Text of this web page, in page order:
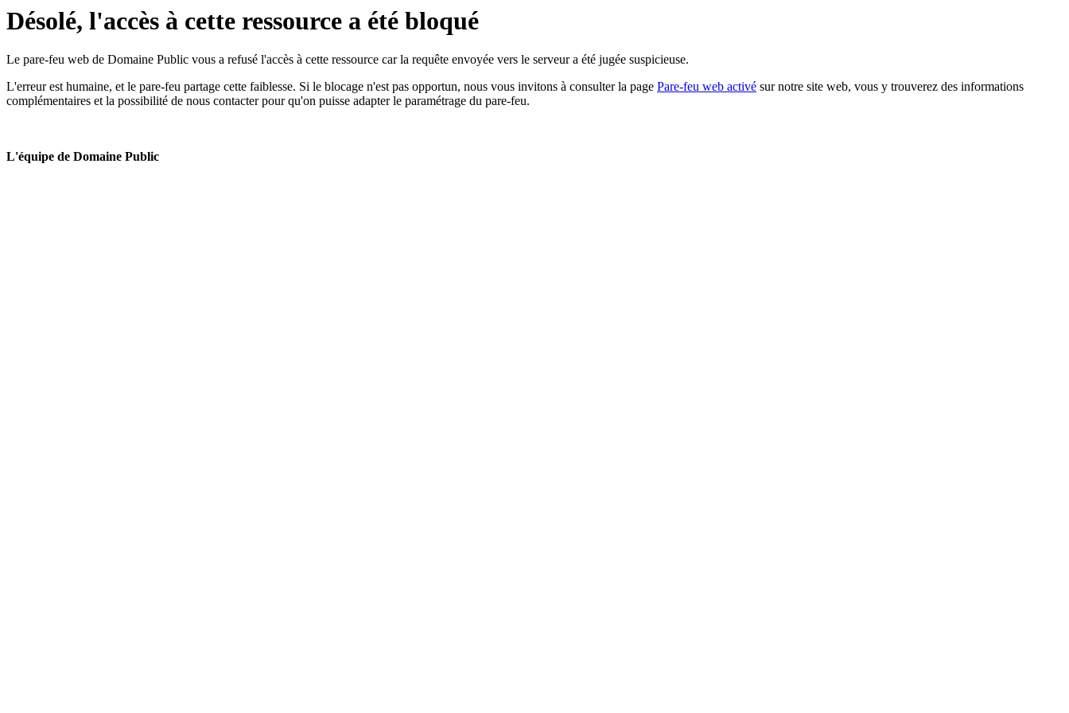
Désolé, l'accès à cette ressource a été bloqué
Le pare-feu web de Domaine Public vous a refusé l'accès à cette ressource car la requête envoyée vers le serveur a été jugée suspicieuse.
L'erreur est humaine, et le pare-feu partage cette faiblesse. Si le blocage n'est pas opportun, nous vous invitons à consulter la page Pare-feu web activé sur notre site web, vous y trouverez des informations
complémentaires et la possibilité de nous contacter pour qu'on puisse adapter le paramétrage du pare-feu.
L'équipe de Domaine Public